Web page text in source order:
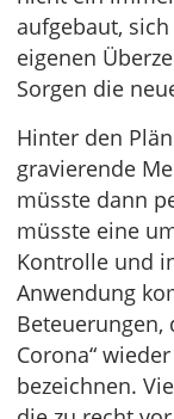
aufgebaut,
eigenen
Sorgen die
Hinter den
gravierende
müsste dann
müsste eine
Kontrolle und
Anwendung
Beteuerungen,
Corona“
bezeichnen.